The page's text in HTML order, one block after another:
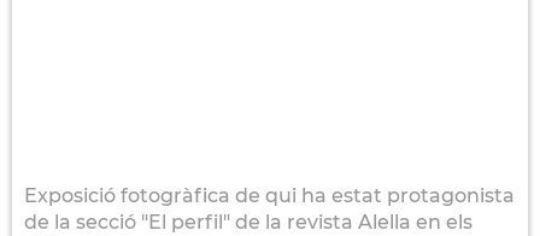
Exposició fotogràfica de qui ha estat protagonista
de la secció "El perfil" de la revista Alella en els